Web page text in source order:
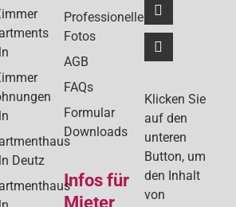
Deutz
Professionelle
Fotos
AGB
FAQs
Formular
Downloads
Infos für
Mieter
Klicken Sie
auf den
unteren
Button, um
den Inhalt
von